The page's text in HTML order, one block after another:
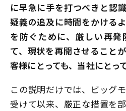
に早急に手を打つべきと認
疑義の追及に時間をかける
を防ぐために、厳しい再
て、現状を再開させること
客様にとっても、当社にとっ
この説明だけでは、ビッグ
受けて以来、厳正な措置を